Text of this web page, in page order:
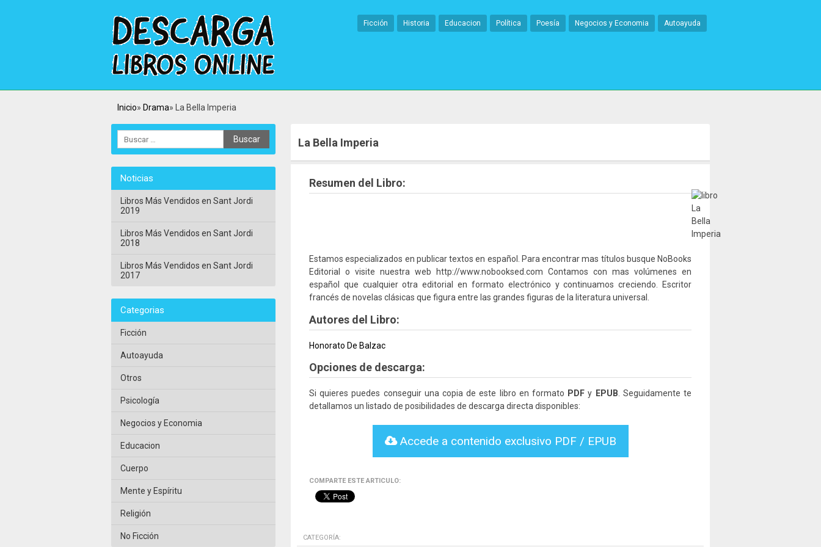
Ficción Historia Educacion Política Poesía Negocios y Economia Autoayuda
Inicio Drama La Bella Imperia
La Bella Imperia
Resumen del Libro:
Estamos especializados en publicar textos en español. Para encontrar mas títulos busque NoBooks
Editorial o visite nuestra web http://www.nobooksed.com Contamos con mas volúmenes en
español que cualquier otra editorial en formato electrónico y continuamos creciendo. Escritor
francés de novelas clásicas que figura entre las grandes figuras de la literatura universal.
Autores del Libro:
Honorato De Balzac
Opciones de descarga:
Si quieres puedes conseguir una copia de este libro en formato PDF y EPUB . Seguidamente te
detallamos un listado de posibilidades de descarga directa disponibles:
Accede a contenido exclusivo PDF / EPUB
COMPARTE ESTE ARTICULO:
CATEGORÍA:
Noticias
Libros Más Vendidos en Sant Jordi
2019
Libros Más Vendidos en Sant Jordi
2018
Libros Más Vendidos en Sant Jordi
2017
Categorias
Ficción
Autoayuda
Otros
Psicología
Negocios y Economia
Educacion
Cuerpo
Mente y Espíritu
Religión
No Ficción